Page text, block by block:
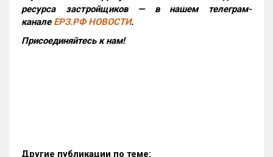
ресурса застройщиков — в нашем телеграм-
канале ЕРЗ.РФ НОВОСТИ.
Присоединяйтесь к нам!
Другие публикации по теме: